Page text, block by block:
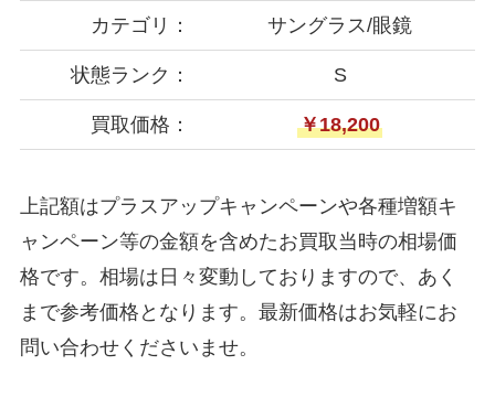
カテゴリ： サングラス/眼鏡
状態ランク： S
買取価格： ￥18,200
上記額はプラスアップキャンペーンや各種増額キ
ャンペーン等の金額を含めたお買取当時の相場価
格です。相場は日々変動しておりますので、あく
まで参考価格となります。最新価格はお気軽にお
問い合わせくださいませ。